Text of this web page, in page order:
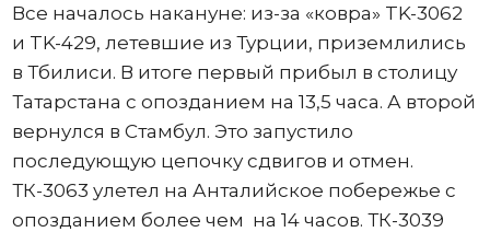
Все началось накануне: из-за «ковра» TK-3062
и TK-429, летевшие из Турции, приземлились
в Тбилиси. В итоге первый прибыл в столицу
Татарстана с опозданием на 13,5 часа. А второй
вернулся в Стамбул. Это запустило
последующую цепочку сдвигов и отмен.
ТК-3063 улетел на Анталийское побережье с
опозданием более чем на 14 часов. ТК-3039